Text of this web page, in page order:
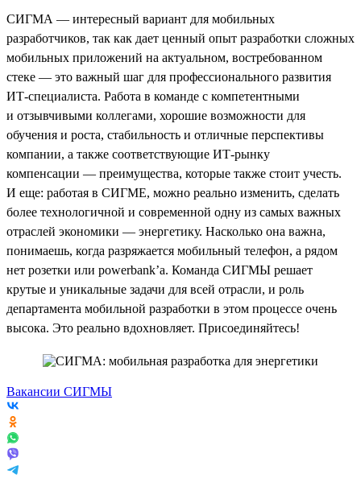
СИГМА — интересный вариант для мобильных
разработчиков, так как дает ценный опыт разработки сложных
мобильных приложений на актуальном, востребованном
стеке — это важный шаг для профессионального развития
ИТ-специалиста. Работа в команде с компетентными
и отзывчивыми коллегами, хорошие возможности для
обучения и роста, стабильность и отличные перспективы
компании, а также соответствующие ИТ-рынку
компенсации — преимущества, которые также стоит учесть.
И еще: работая в СИГМЕ, можно реально изменить, сделать
более технологичной и современной одну из самых важных
отраслей экономики — энергетику. Насколько она важна,
понимаешь, когда разряжается мобильный телефон, а рядом
нет розетки или powerbank’a. Команда СИГМЫ решает
крутые и уникальные задачи для всей отрасли, и роль
департамента мобильной разработки в этом процессе очень
высока. Это реально вдохновляет. Присоединяйтесь!
Вакансии СИГМЫ